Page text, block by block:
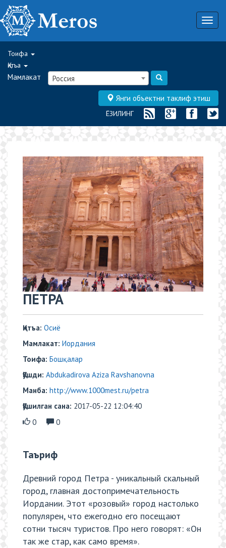
Тоифа
Қитъа
Мамлакат Россия
Янги объектни таклиф этиш
ЁЗИЛИНГ
ПЕТРА
Қитъа: Осиё
Мамлакат: Иордания
Тоифа: Бошқалар
Қўшди: Abdukadirova Aziza Ravshanovna
Манба: http://www.1000mest.ru/petra
Қўшилган сана: 2017-05-22 12:04:40
0
0
Таъриф
Древний город Петра - уникальный скальный
город, главная достопримечательность
Иордании. Этот «розовый» город настолько
популярен, что ежегодно его посещают
сотни тысяч туристов. Про него говорят: «Он
так же стар, как само время».